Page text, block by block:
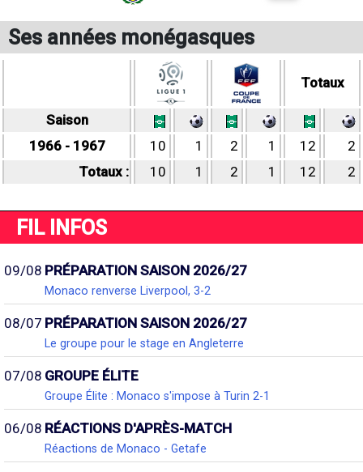
Ses années monégasques
Totaux
Saison
1966 - 1967
10 1 2 1 12
2
Totaux :
10 1 2 1 12 2
FIL INFOS
09/08 PRÉPARATION SAISON 2026/27
Monaco renverse Liverpool, 3-2
08/07 PRÉPARATION SAISON 2026/27
Le groupe pour le stage en Angleterre
07/08 GROUPE ÉLITE
Groupe Élite : Monaco s'impose à Turin 2-1
06/08 RÉACTIONS D'APRÈS-MATCH
Réactions de Monaco - Getafe